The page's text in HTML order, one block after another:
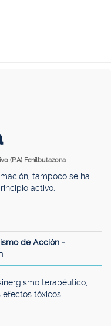
(P.A) Fenilbutazona
tampoco se ha
activo.
de Acción -
terapéutico,
tóxicos.